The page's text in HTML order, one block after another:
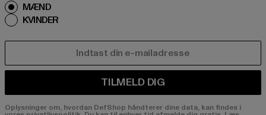
MÆND
KVINDER
TILMELD DIG
Oplysninger om, hvordan DefShop håndterer dine data, kan findes i